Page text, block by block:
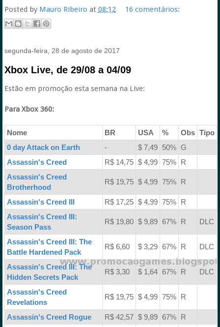
Posted by Mauro Ribeiro at 08:12 16 comentários:
segunda-feira, 28 de agosto de 2017
Xbox Live, de 29/08 a 04/09
Estão em promoção esta semana na Live:
Para Xbox 360:
Nome BR USA % Obs Tipo
0 day Attack on Earth
- $ 7,49 50% G
Assassin's Creed
R$ 14,75 $ 4,99 75%
R
Assassin's Creed
Brotherhood
R$ 19,75 $ 4,99 75% R
Assassin's Creed III R$ 17,25 $ 4,99 75%
R
Assassin's Creed III:
Season Pass
R$ 19,80 $ 9,89 67% R DLC
Assassin's Creed III: The
Battle Hardened Pack
R$ 6,60 $ 3,29 67% R DLC
Assassin's Creed III: The
Hidden Secrets Pack
R$ 3,30 $ 1,64 67% R DLC
Assassin's Creed
Revelations
R$ 19,75 $ 4,99 75% R
Assassin's Creed Rogue R$ 42,57 $ 9,89 67%
R